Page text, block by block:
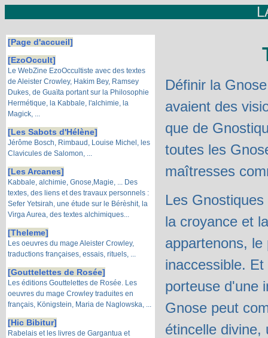
[Page d'accueil]
[EzoOccult]
Le WebZine EzoOccultiste avec des textes
de Aleister Crowley, Hakim Bey, Ramsey
Dukes, de Guaïta portant sur la Philosophie
Hermétique, la Kabbale, l'alchimie, la
Magick, ...
[Les Sabots d'Hélène]
Jérôme Bosch, Rimbaud, Louise Michel, les
Clavicules de Salomon, ...
[Les Arcanes]
Kabbale, alchimie, Gnose,Magie, ... Des
textes, des liens et des travaux personnels :
Sefer Yetsirah, une étude sur le Bérèshit, la
Virga Aurea, des textes alchimiques...
[Theleme]
Les oeuvres du mage Aleister Crowley,
traductions françaises, essais, rituels, ...
[Gouttelettes de Rosée]
Les éditions Gouttelettes de Rosée. Les
oeuvres du mage Crowley traduites en
français, Königstein, Maria de Naglowska, ...
[Hic Bibitur]
Rabelais et les livres de Gargantua et
Définir la
avaient des
que de
toutes les
maîtresses
Les
la croyance et
appartenons,
inaccessible.
porteuse d'une
Gnose peut
étincelle divine,